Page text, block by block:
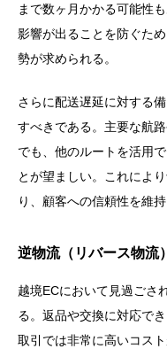
まで数ヶ月かかる可能性
影響が出ることを防ぐた
勢が求められる。
さらに配送遅延に対する
すべきである。主要な航
でも、他のルートを活用
とが望ましい。これによ
り、顧客への信頼性を維持
逆物流（リバース物流
越境ECにおいて見過ごさ
る。返品や交換に対応で
取引では非常に高いコス